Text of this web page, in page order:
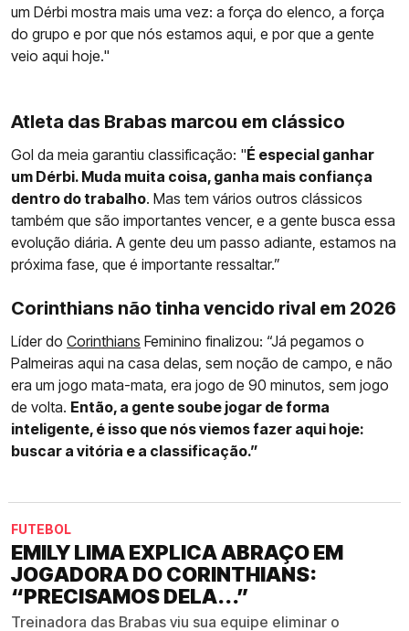
um Dérbi mostra mais uma vez: a força do elenco, a força
do grupo e por que nós estamos aqui, e por que a gente
veio aqui hoje."
Atleta das Brabas marcou em clássico
Gol da meia garantiu classificação: "É especial ganhar
um Dérbi. Muda muita coisa, ganha mais confiança
dentro do trabalho. Mas tem vários outros clássicos
também que são importantes vencer, e a gente busca essa
evolução diária. A gente deu um passo adiante, estamos na
próxima fase, que é importante ressaltar.”
Corinthians não tinha vencido rival em 2026
Líder do Corinthians Feminino finalizou: “Já pegamos o
Palmeiras aqui na casa delas, sem noção de campo, e não
era um jogo mata-mata, era jogo de 90 minutos, sem jogo
de volta. Então, a gente soube jogar de forma
inteligente, é isso que nós viemos fazer aqui hoje:
buscar a vitória e a classificação.”
FUTEBOL
EMILY LIMA EXPLICA ABRAÇO EM
JOGADORA DO CORINTHIANS:
“PRECISAMOS DELA...”
Treinadora das Brabas viu sua equipe eliminar o